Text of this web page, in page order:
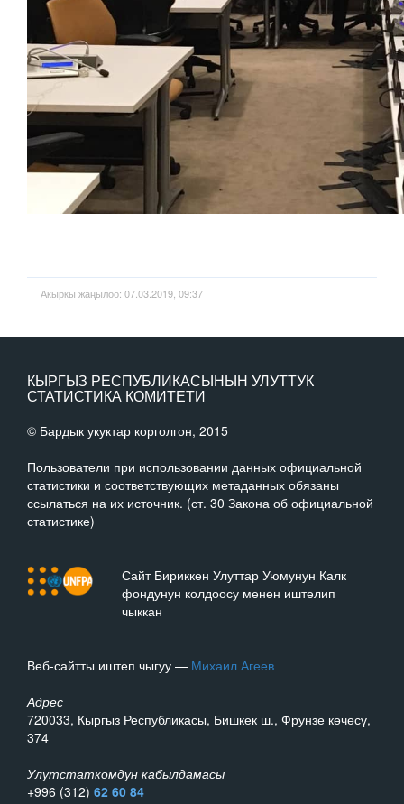
Акыркы жаңылоо: 07.03.2019, 09:37
КЫРГЫЗ РЕСПУБЛИКАСЫНЫН УЛУТТУК
СТАТИСТИКА КОМИТЕТИ
© Бардык укуктар корголгон, 2015
Пользователи при использовании данных официальной
статистики и соответствующих метаданных обязаны
ссылаться на их источник. (ст. 30 Закона об официальной
статистике)
Сайт Бириккен Улуттар Уюмунун Калк
фондунун колдоосу менен иштелип
чыккан
Веб-сайтты иштеп чыгуу — Михаил Агеев
Адрес
720033, Кыргыз Республикасы, Бишкек ш., Фрунзе көчөсү,
374
Улутстаткомдун кабылдамасы
+996 (312) 62 60 84